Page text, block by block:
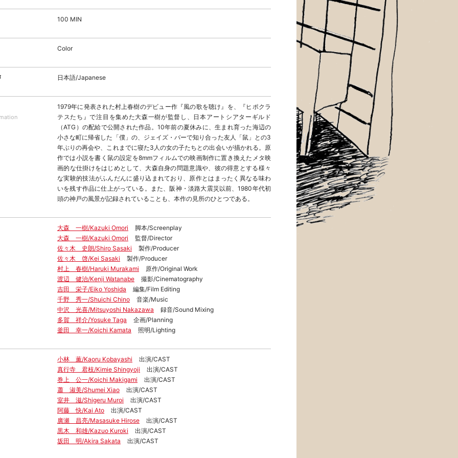
100 MIN
Color
日本語/Japanese
1979年に発表された村上春樹のデビュー作『風の歌を聴け』を、『ヒポクラ
テスたち』で注目を集めた大森一樹が監督し、日本アートシアターギルド
（ATG）の配給で公開された作品。10年前の夏休みに、生まれ育った海辺の
小さな町に帰省した「僕」の、ジェイズ・バーで知り合った友人「鼠」との3
年ぶりの再会や、これまでに寝た3人の女の子たちとの出会いが描かれる。原
作では小説を書く鼠の設定を8mmフィルムでの映画制作に置き換えたメタ映
画的な仕掛けをはじめとして、大森自身の問題意識や、彼の得意とする様々
な実験的技法がふんだんに盛り込まれており、原作とはまったく異なる味わ
いを残す作品に仕上がっている。また、阪神・淡路大震災以前、1980年代初
頭の神戸の風景が記録されていることも、本作の見所のひとつである。
大森 一樹/Kazuki Omori
脚本/Screenplay
大森 一樹/Kazuki Omori
監督/Director
佐々木 史朗/Shiro Sasaki
製作/Producer
佐々木 啓/Kei Sasaki
製作/Producer
村上 春樹/Haruki Murakami
原作/Original Work
渡辺 健治/Kenji Watanabe
撮影/Cinematography
吉田 栄子/Eiko Yoshida
編集/Film Editing
千野 秀一/Shuichi Chino
音楽/Music
中沢 光喜/Mitsuyoshi Nakazawa
録音/Sound Mixing
多賀 祥介/Yosuke Taga
企画/Planning
釜田 幸一/Koichi Kamata
照明/Lighting
小林 薫/Kaoru Kobayashi
出演/CAST
真行寺 君枝/Kimie Shingyoji
出演/CAST
巻上 公一/Koichi Makigami
出演/CAST
蕭 淑美/Shumei Xiao
出演/CAST
室井 滋/Shigeru Muroi
出演/CAST
阿藤 快/Kai Ato
出演/CAST
廣瀬 昌亮/Masasuke Hirose
出演/CAST
黒木 和雄/Kazuo Kuroki
出演/CAST
坂田 明/Akira Sakata
出演/CAST